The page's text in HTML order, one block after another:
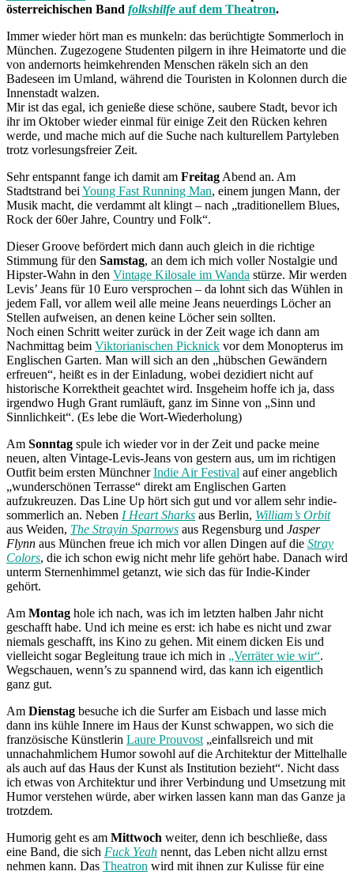
österreichischen Band folkshilfe auf dem Theatron.
Immer wieder hört man es munkeln: das berüchtigte Sommerloch in
München. Zugezogene Studenten pilgern in ihre Heimatorte und die
von andernorts heimkehrenden Menschen räkeln sich an den
Badeseen im Umland, während die Touristen in Kolonnen durch die
Innenstadt walzen.
Mir ist das egal, ich genieße diese schöne, saubere Stadt, bevor ich
ihr im Oktober wieder einmal für einige Zeit den Rücken kehren
werde, und mache mich auf die Suche nach kulturellem Partyleben
trotz vorlesungsfreier Zeit.
Sehr entspannt fange ich damit am Freitag Abend an. Am
Stadtstrand bei Young Fast Running Man, einem jungen Mann, der
Musik macht, die verdammt alt klingt – nach „traditionellem Blues,
Rock der 60er Jahre, Country und Folk“.
Dieser Groove befördert mich dann auch gleich in die richtige
Stimmung für den Samstag, an dem ich mich voller Nostalgie und
Hipster-Wahn in den Vintage Kilosale im Wanda stürze. Mir werden
Levis’ Jeans für 10 Euro versprochen – da lohnt sich das Wühlen in
jedem Fall, vor allem weil alle meine Jeans neuerdings Löcher an
Stellen aufweisen, an denen keine Löcher sein sollten.
Noch einen Schritt weiter zurück in der Zeit wage ich dann am
Nachmittag beim Viktorianischen Picknick vor dem Monopterus im
Englischen Garten. Man will sich an den „hübschen Gewändern
erfreuen“, heißt es in der Einladung, wobei dezidiert nicht auf
historische Korrektheit geachtet wird. Insgeheim hoffe ich ja, dass
irgendwo Hugh Grant rumläuft, ganz im Sinne von „Sinn und
Sinnlichkeit“. (Es lebe die Wort-Wiederholung)
Am Sonntag spule ich wieder vor in der Zeit und packe meine
neuen, alten Vintage-Levis-Jeans von gestern aus, um im richtigen
Outfit beim ersten MünchnerIndie Air Festival auf einer angeblich
„wunderschönen Terrasse“ direkt am Englischen Garten
aufzukreuzen. Das Line Up hört sich gut und vor allem sehr indie-
sommerlich an. Neben I Heart Sharks aus Berlin, William’s Orbit
aus Weiden, The Strayin Sparrows aus Regensburg und Jasper
Flynn aus München freue ich mich vor allen Dingen auf die Stray
Colors, die ich schon ewig nicht mehr life gehört habe. Danach wird
unterm Sternenhimmel getanzt, wie sich das für Indie-Kinder
gehört.
Am Montag hole ich nach, was ich im letzten halben Jahr nicht
geschafft habe. Und ich meine es erst: ich habe es nicht und zwar
niemals geschafft, ins Kino zu gehen. Mit einem dicken Eis und
vielleicht sogar Begleitung traue ich mich in „Verräter wie wir“.
Wegschauen, wenn’s zu spannend wird, das kann ich eigentlich
ganz gut.
Am Dienstag besuche ich die Surfer am Eisbach und lasse mich
dann ins kühle Innere im Haus der Kunst schwappen, wo sich die
französische Künstlerin Laure Prouvost „einfallsreich und mit
unnachahmlichem Humor sowohl auf die Architektur der Mittelhalle
als auch auf das Haus der Kunst als Institution bezieht“. Nicht dass
ich etwas von Architektur und ihrer Verbindung und Umsetzung mit
Humor verstehen würde, aber wirken lassen kann man das Ganze ja
trotzdem.
Humorig geht es am Mittwoch weiter, denn ich beschließe, dass
eine Band, die sich Fuck Yeah nennt, das Leben nicht allzu ernst
nehmen kann. Das Theatron wird mit ihnen zur Kulisse für eine